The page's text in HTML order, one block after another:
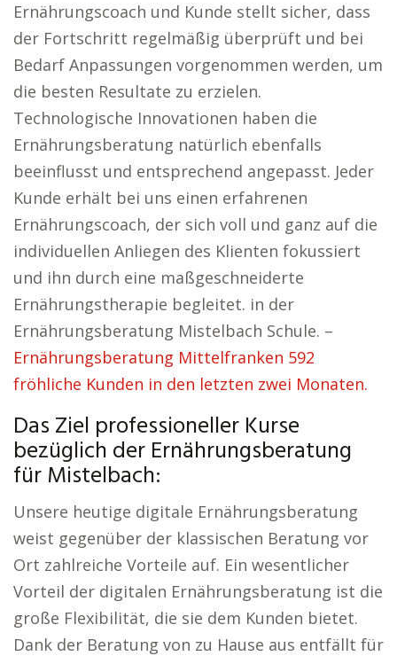
Ernährungscoach und Kunde stellt sicher, dass
der Fortschritt regelmäßig überprüft und bei
Bedarf Anpassungen vorgenommen werden, um
die besten Resultate zu erzielen.
Technologische Innovationen haben die
Ernährungsberatung natürlich ebenfalls
beeinflusst und entsprechend angepasst. Jeder
Kunde erhält bei uns einen erfahrenen
Ernährungscoach, der sich voll und ganz auf die
individuellen Anliegen des Klienten fokussiert
und ihn durch eine maßgeschneiderte
Ernährungstherapie begleitet. in der
Ernährungsberatung Mistelbach Schule. –
Ernährungsberatung Mittelfranken 592
fröhliche Kunden in den letzten zwei Monaten.
Das Ziel professioneller Kurse
bezüglich der Ernährungsberatung
für Mistelbach:
Unsere heutige digitale Ernährungsberatung
weist gegenüber der klassischen Beratung vor
Ort zahlreiche Vorteile auf. Ein wesentlicher
Vorteil der digitalen Ernährungsberatung ist die
große Flexibilität, die sie dem Kunden bietet.
Dank der Beratung von zu Hause aus entfällt für